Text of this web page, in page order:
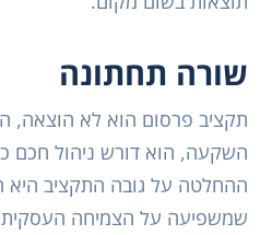
שורה תחתונה
תקציב פרסום הוא לא הוצאה,
השקעה, הוא דורש ניהול חכם
ההחלטה על גובה התקציב היא
שמשפיעה על הצמיחה העסקית,